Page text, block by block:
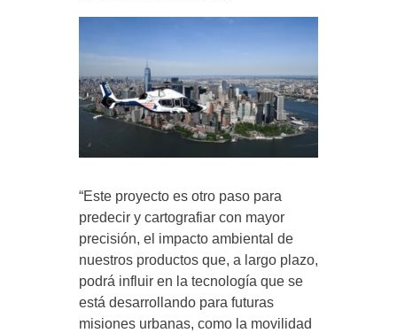
“Este proyecto es otro paso para
predecir y cartografiar con mayor
precisión, el impacto ambiental de
nuestros productos que, a largo plazo,
podrá influir en la tecnología que se
está desarrollando para futuras
misiones urbanas, como la movilidad